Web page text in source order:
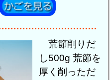
荒節削りだ
し500g 荒節を
厚く削っただ